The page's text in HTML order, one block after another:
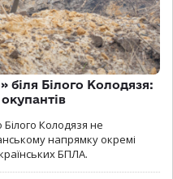
біля Білого Колодязя:
Колодязя не
напрямку окремі
БПЛА.